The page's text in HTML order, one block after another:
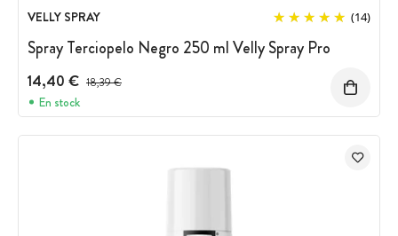
VELLY SPRAY (14)
Spray Terciopelo Negro 250 ml Velly Spray Pro
14,40 € Precio antes del descuento
18,39 €
En stock